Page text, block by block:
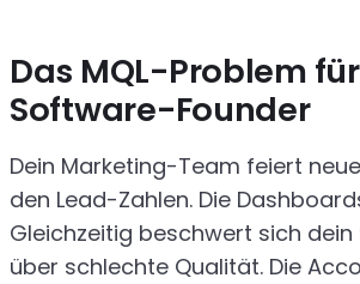
Das MQL-Problem für
Software-Founder
Dein Marketing-Team feiert
den Lead-Zahlen. Die
Gleichzeitig beschwert sich
über schlechte Qualität. Die